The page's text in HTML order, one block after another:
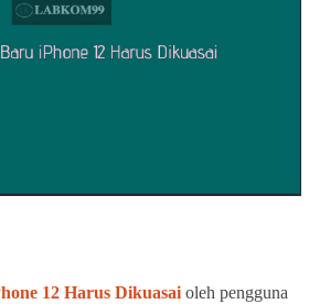
12 Harus Dikuasai oleh pengguna